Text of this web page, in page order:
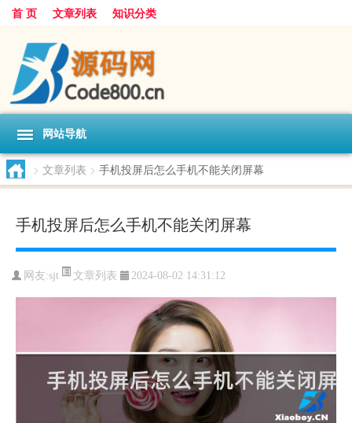
首 页 文章列表 知识分类
网站导航
> 文章列表 > 手机投屏后怎么手机不能关闭屏幕
手机投屏后怎么手机不能关闭屏幕
网友:sjt 文章列表 2024-08-02 14:31:12